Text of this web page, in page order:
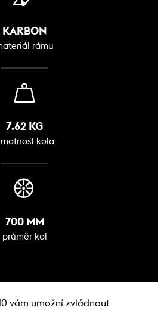
KARBON
rámu
7.62 KG
kola
700 MM
průměr kol
vám umožní zvládnout